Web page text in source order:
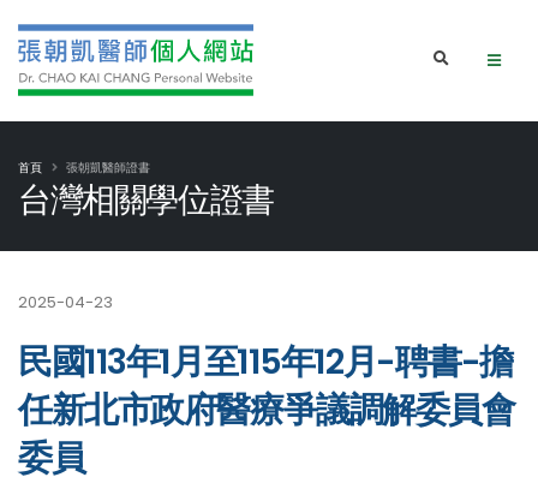
台灣相關學位證書
首頁 張朝凱醫師證書
2025-04-23
民國113年1月至115年12月-聘書-擔
任新北市政府醫療爭議調解委員會
委員